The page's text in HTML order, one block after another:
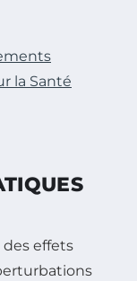
la Santé
effets